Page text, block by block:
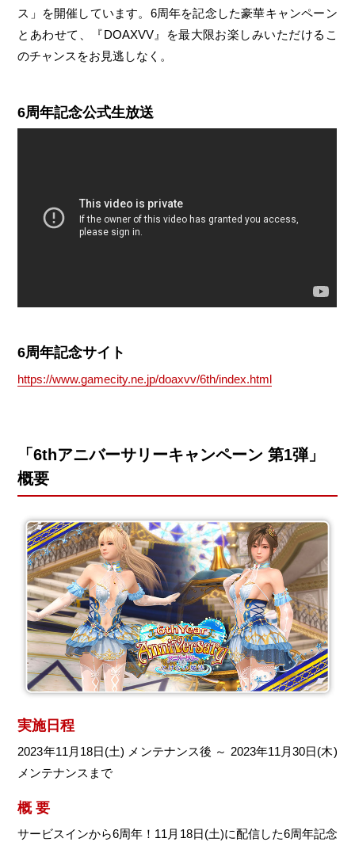
ス」を開催しています。6周年を記念した豪華キャンペーン
とあわせて、『DOAXVV』を最大限お楽しみいただけるこ
のチャンスをお見逃しなく。
6周年記念公式生放送
6周年記念サイト
https://www.gamecity.ne.jp/doaxvv/6th/index.html
「6thアニバーサリーキャンペーン 第1弾」
概要
実施日程
2023年11月18日(土) メンテナンス後 ～ 2023年11月30日(木)
メンテナンスまで
概 要
サービスインから6周年！11月18日(土)に配信した6周年記念